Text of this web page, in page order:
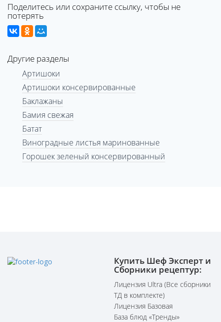
Поделитесь или сохраните ссылку, чтобы не
потерять
Другие разделы
Артишоки
Артишоки консервированные
Баклажаны
Бамия свежая
Батат
Виноградные листья маринованные
Горошек зеленый консервированный
Купить Шеф Эксперт и
Сборники рецептур:
Лицензия Ultra (Все сборники
ТД в комплекте)
Лицензия Базовая
База блюд «Тренды»